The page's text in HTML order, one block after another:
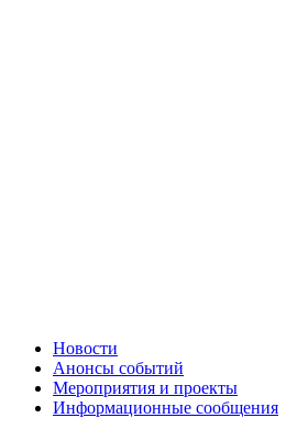
Новости
Анонсы событий
Мероприятия и проекты
Информационные сообщения